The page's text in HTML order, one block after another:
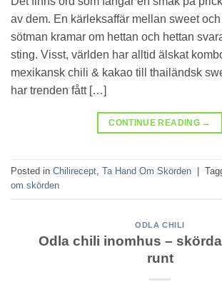
av dem. En kärleksaffär mellan sweet
sötman kramar om hettan och hettan
sting. Visst, världen har alltid älskat
mexikansk chili & kakao till thailändsk
har trenden fått […]
CONTINUE READING →
Posted in Chilirecept Ta Hand Om Skörden
om skörden
ODLA CHILI
Odla chili inomhus –
runt